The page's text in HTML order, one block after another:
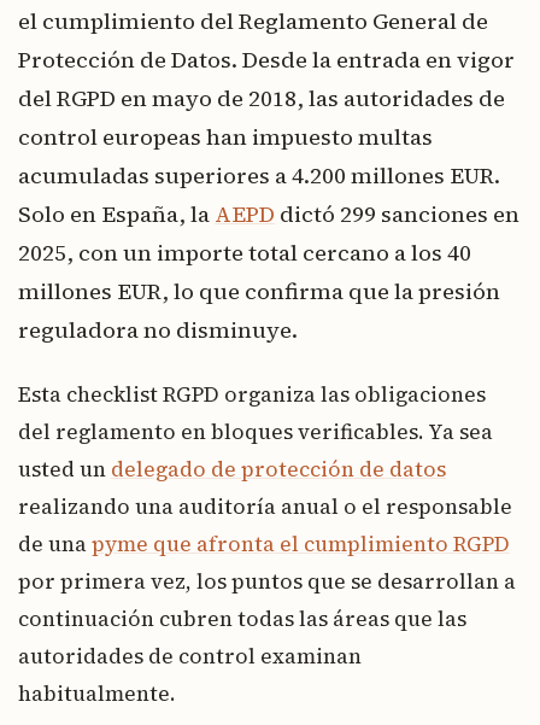
el cumplimiento del Reglamento General de
Protección de Datos. Desde la entrada en vigor
del RGPD en mayo de 2018, las autoridades de
control europeas han impuesto multas
acumuladas superiores a 4.200 millones EUR.
Solo en España, la AEPD dictó 299 sanciones en
2025, con un importe total cercano a los 40
millones EUR, lo que confirma que la presión
reguladora no disminuye.
Esta checklist RGPD organiza las obligaciones
del reglamento en bloques verificables. Ya sea
usted un delegado de protección de datos
realizando una auditoría anual o el responsable
de unapyme que afronta el cumplimiento RGPD
por primera vez, los puntos que se desarrollan a
continuación cubren todas las áreas que las
autoridades de control examinan
habitualmente.